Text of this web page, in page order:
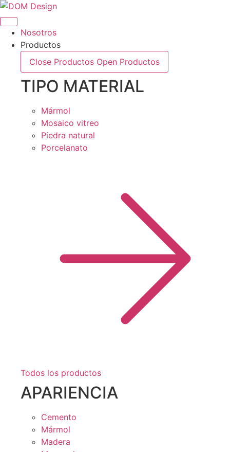
Saltar
al
contenidoNosotros
Productos
Close Productos Open Productos
TIPO MATERIAL
Mármol
Mosaico vitreo
Piedra natural
Porcelanato
Todos los productos
APARIENCIA
Cemento
Mármol
Madera